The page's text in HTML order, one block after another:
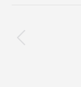
article